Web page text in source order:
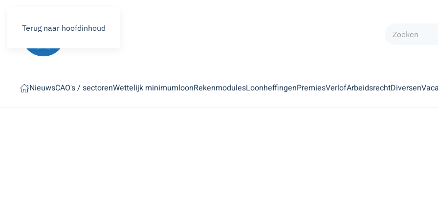
Terug naar hoofdinhoud
NieuwsCAO's / sectorenWettelijk minimumloonRekenmodulesLoonheffingenPremiesVerlofArbeidsrechtDiversen